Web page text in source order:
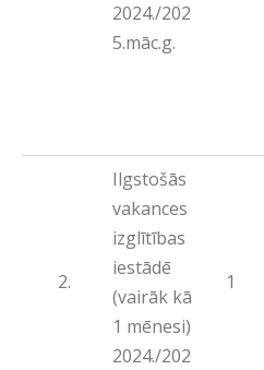
2024./202
5.māc.g.
Ilgstošās
vakances
izglītības
iestādē
(vairāk kā
1 mēnesi)
2024./202
1